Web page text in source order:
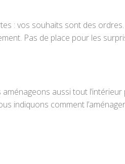
: vos souhaits sont des
Pas de place pour les
aussi tout
indiquons comment